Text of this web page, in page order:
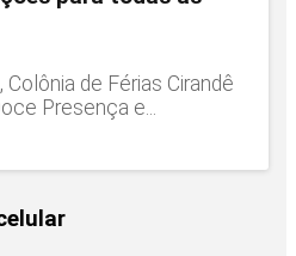
de Férias Cirandê
Presença e...